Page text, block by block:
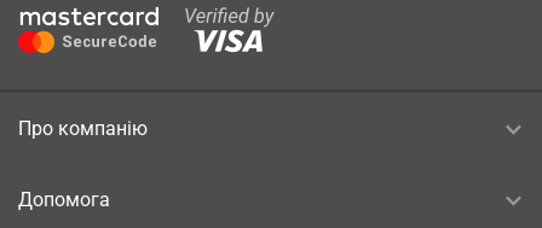
Про компанію
Допомога